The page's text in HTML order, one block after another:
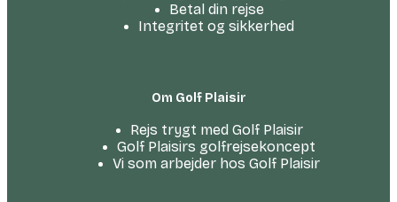
Betal din rejse
Integritet og sikkerhed
Om Golf Plaisir
Rejs trygt med Golf Plaisir
Golf Plaisirs golfrejsekoncept
Vi som arbejder hos Golf Plaisir